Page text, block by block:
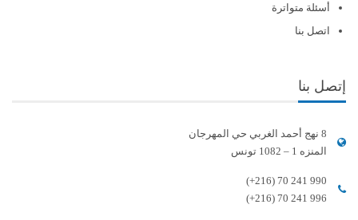
أسئلة متواترة
اتصل بنا
إتصل بنا
8 نهج أحمد الغربي حي المهرجان
المنزه 1 – 1082 تونس
(+216) 70 241 990
(+216) 70 241 996